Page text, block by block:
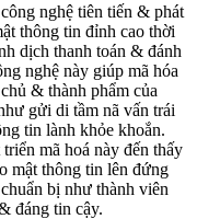
nghệ tiên tiến & phát
thông tin đỉnh cao thời
dịch thanh toán & đánh
nghệ này giúp mã hóa
& thành phẩm của
gửi di tầm nã vấn trái
tin lành khỏe khoắn.
mã hoá này đến thấy
mật thông tin lên đứng
bị như thành viên
đáng tin cậy.